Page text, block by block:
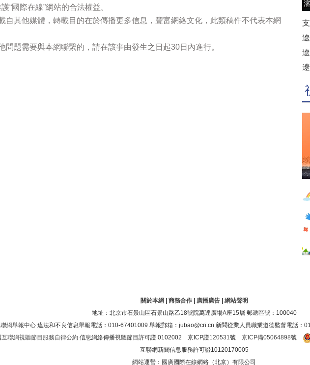
“國際在線”網站的合法權益。
自其他媒體，轉載目的在於傳播更多信息，豐富網絡文化，此類稿件不代表本網
問題需要與本網聯繫的，請在該事由發生之日起30日內進行。
關於本網 商務合作| 廣播廣告| 網站聲明
地址：北京市石景山區石景山路乙18號院萬達廣場A座15層 郵遞區號：100040
網舉報中心違法和不良信息舉報電話：010-67401009 舉報郵箱：jubao@cri.cn 新聞從業人員職業道德監督電話：
互聯網視聽節目服務自律公約信息網絡傳播視聽節目許可證 0102002 京ICP證120531號 京ICP備05064898號
互聯網新聞信息服務許可證10120170005
網站運營：國廣國際在線網絡（北京）有限公司